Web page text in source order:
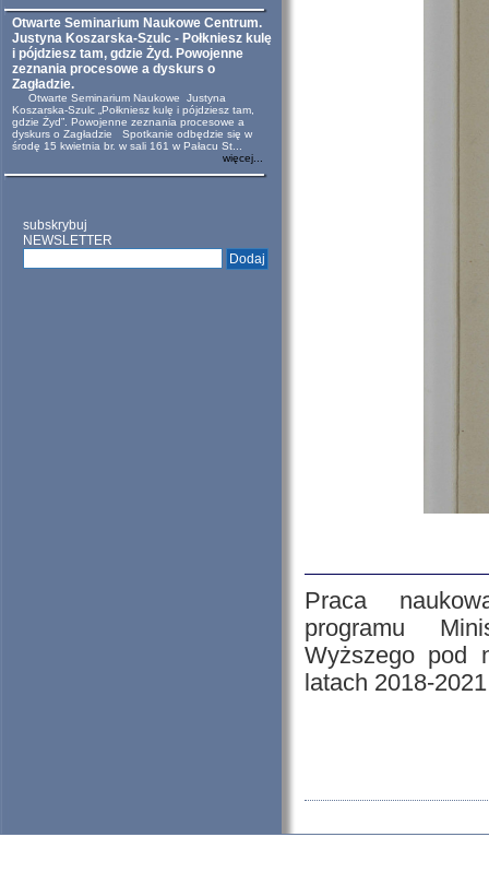
Otwarte Seminarium Naukowe Centrum.
Justyna Koszarska-Szulc - Połkniesz kulę
i pójdziesz tam, gdzie Żyd. Powojenne
zeznania procesowe a dyskurs o
Zagładzie.
Otwarte Seminarium Naukowe Justyna
Koszarska-Szulc „Połkniesz kulę i pójdziesz tam,
gdzie Żyd”. Powojenne zeznania procesowe a
dyskurs o Zagładzie Spotkanie odbędzie się w
środę 15 kwietnia br. w sali 161 w Pałacu St...
więcej...
subskrybuj
NEWSLETTER
Praca
programu
Wyższego pod
latach 2018-